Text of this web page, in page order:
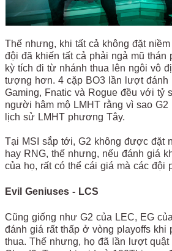
Thế nhưng, khi tất cả không đặt
đội đã khiến tất cả phải ngả mũ thán
kỳ tích đi từ nhánh thua lên ngôi vô
tượng hơn. 4 cặp BO3 lần lượt đánh
Gaming, Fnatic và Rogue đều với tỷ
người hâm mộ LMHT rằng vì sao
lịch sử LMHT phương Tây.
Tại MSI sắp tới, G2 không được đặt
hay RNG, thế nhưng, nếu đánh giá
của họ, rất có thể cái giá mà các đội
Evil Geniuses - LCS
Cũng giống như G2 của LEC, EG
đánh giá rất thấp ở vòng playoffs khi
thua. Thế nhưng, họ đã lần lượt